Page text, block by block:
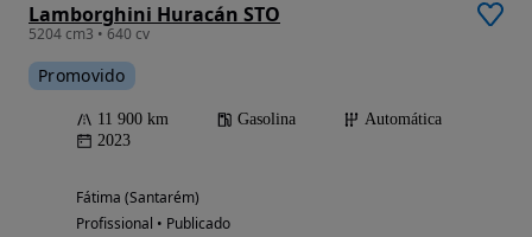
Lamborghini Huracán STO
5204 cm3 • 640 cv
Promovido
11 900 km Gasolina
Automática
2023
Fátima (Santarém)
Profissional • Publicado